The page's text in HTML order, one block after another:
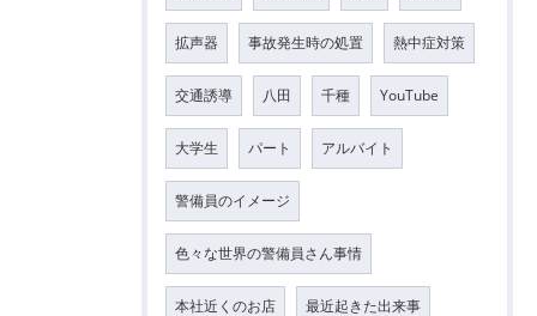
拡声器 事故発生時の処置 熱中症対策
交通誘導 八田 千種 YouTube
大学生 パート アルバイト
警備員のイメージ
色々な世界の警備員さん事情
本社近くのお店 最近起きた出来事